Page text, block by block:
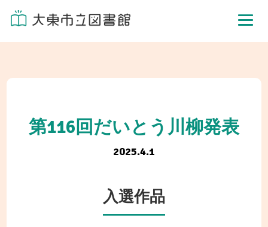
第116回だいとう川柳発表
2025.4.1
入選作品